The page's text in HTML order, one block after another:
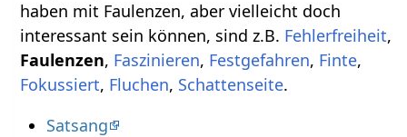
haben mit Faulenzen‏‎, aber vielleicht doch
interessant sein können, sind z.B.
,
, , ,
,
, , Schattenseite.
Satsang